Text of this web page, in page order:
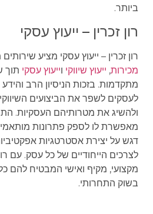
ביותר.
רון זכרין – ייעוץ עסקי
רון זכרין – ייעוץ עסקי מציע
מכירות, ייעוץ שיווקי וייעוץ עסקי תוך
מתקדמות. בזכות הניסיון הרב
לעסקים לשפר את הביצועים
ולהשיג את מטרותיהם העסקיות.
מאפשרת לו לספק פתרונות
דגש על יצירת אסטרטגיות
לצרכים הייחודיים של כל עסק. עם רון
מקצועי, מקיף ואישי המבטיח להם
בשוק התחרותי.